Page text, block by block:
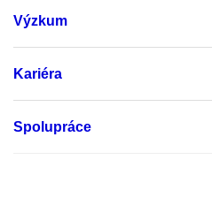
Výzkum
Kariéra
Spolupráce